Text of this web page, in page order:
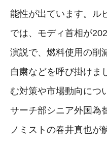
能性が出ています。ル
では、モディ首相が
演説で、燃料使用の削
自粛などを呼び掛けま
む対策や市場動向につ
サーチ部シニア外国為
ノミストの春井真也が